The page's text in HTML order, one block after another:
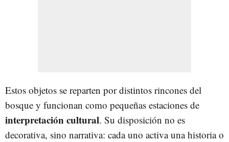
Estos objetos se reparten por distintos rincones del
bosque y funcionan como pequeñas estaciones de
interpretación cultural. Su disposición no es
decorativa, sino narrativa: cada uno activa una historia o